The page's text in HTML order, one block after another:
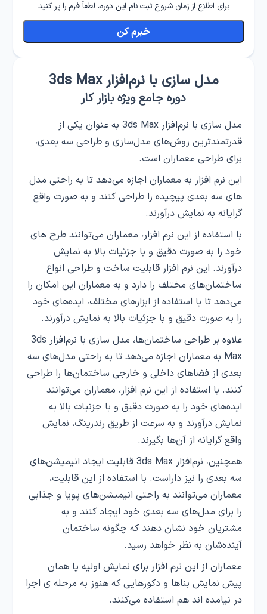
مدل سازی با نرم‌افزار 3ds Max
دوره جامع ویژه بازار کار
مدل سازی با نرم‌افزار 3ds Max به عنوان یکی از
قدرتمندترین روش‌های مدل‌سازی و طراحی سه بعدی،
برای طراحی معماران است.
این نرم افزار به معماران اجازه می‌دهد تا به راحتی مدل
های سه بعدی پیچیده را طراحی کنند و به صورت واقع
گرایانه به نمایش درآورند.
با استفاده از این نرم افزار، معماران می‌توانند طرح های
خود را به صورت دقیق و با جزئیات بالا به نمایش
درآورند. این نرم افزار قابلیت ساخت و طراحی انواع
ساختمان‌های مختلف را دارد و به معماران این امکان را
می‌دهد تا با استفاده از ابزارهای مختلف، ایده‌های خود
را به صورت دقیق و با جزئیات بالا به نمایش درآورند.
علاوه بر طراحی ساختمان‌ها، مدل سازی با نرم‌افزار 3ds
Max به معماران اجازه می‌دهد تا به راحتی مدل‌های سه
بعدی از فضاهای داخلی و خارجی ساختمان‌ها را طراحی
کنند. با استفاده از این نرم افزار، معماران می‌توانند
ایده‌های خود را به صورت دقیق و با جزئیات بالا به
نمایش درآورند و به سرعت از طریق رندرینگ، نمایش
واقع گرایانه از آن‌ها بگیرند.
همچنین، نرم‌افزار 3ds Max قابلیت ایجاد انیمیشن‌های
سه بعدی را نیز داراست. با استفاده از این قابلیت،
معماران می‌توانند به راحتی انیمیشن‌های پویا و جذابی
را برای مدل‌های سه بعدی خود ایجاد کنند و به
مشتریان خود نشان دهند که چگونه ساختمان
آینده‌شان به نظر خواهد رسید.
معماران از این نرم افزار برای نمایش اولیه یا همان
پیش نمایش بناها و دکورهایی که هنوز به مرحله ی اجرا
در نیامده اند هم استفاده می‌کنند.
برای اطلاع از زمان شروع ثبت نام این دوره، لطفاً فرم را پر کنید
خبرم کن